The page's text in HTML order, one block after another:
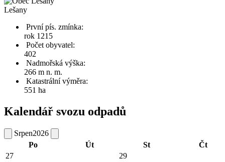
Lešany
První pís. zmínka:
rok 1215
Počet obyvatel:
402
Nadmořská výška:
266 m n. m.
Katastrální výměra:
551 ha
Kalendář svozu odpadů
Srpen2026
Po
Út St
Čt
27
29